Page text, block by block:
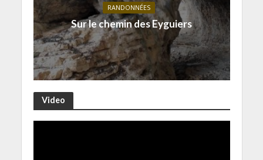
RANDONNÉES
Sur le chemin des Eyguiers
Video